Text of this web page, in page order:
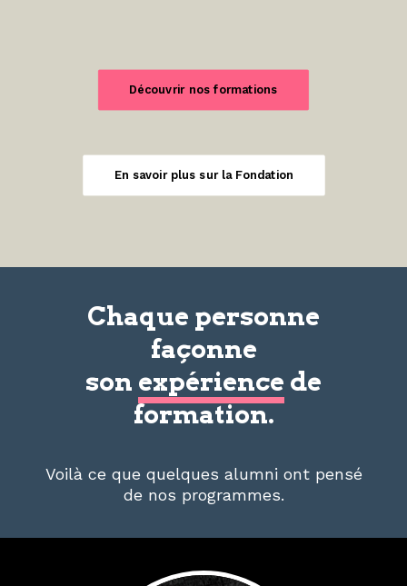
Découvrir nos formations
En savoir plus sur la Fondation
Chaque personne
façonne
son expérience de
formation.
Voilà ce que quelques alumni ont pensé
de nos programmes.